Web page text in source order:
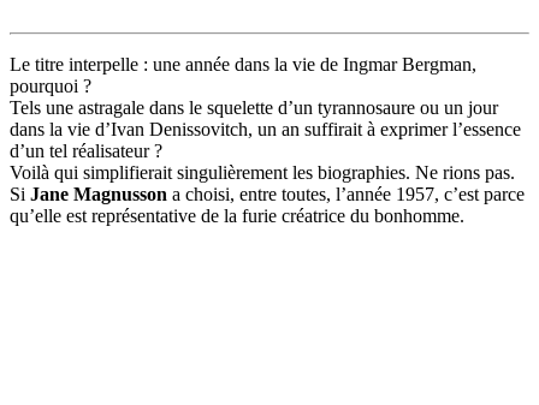
Le titre interpelle : une année dans la vie de Ingmar Bergman,
pourquoi ?
Tels une astragale dans le squelette d’un tyrannosaure ou un jour
dans la vie d’Ivan Denissovitch, un an suffirait à exprimer l’essence
d’un tel réalisateur ?
Voilà qui simplifierait singulièrement les biographies. Ne rions pas.
Si Jane Magnusson a choisi, entre toutes, l’année 1957, c’est parce
qu’elle est représentative de la furie créatrice du bonhomme.